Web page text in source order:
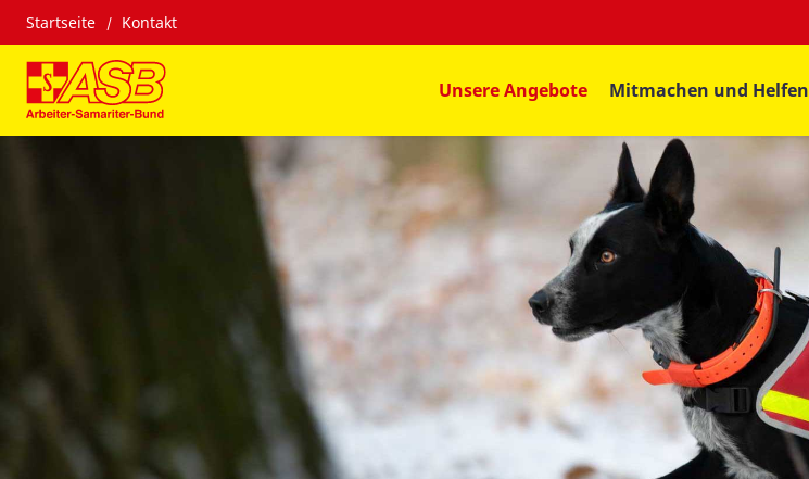
Startseite Kontakt
Unsere Angebote Mitmachen und Helfen